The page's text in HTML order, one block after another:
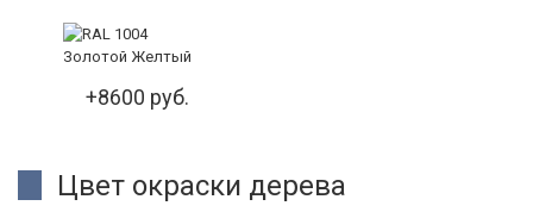
+8600 руб.
Цвет окраски дерева